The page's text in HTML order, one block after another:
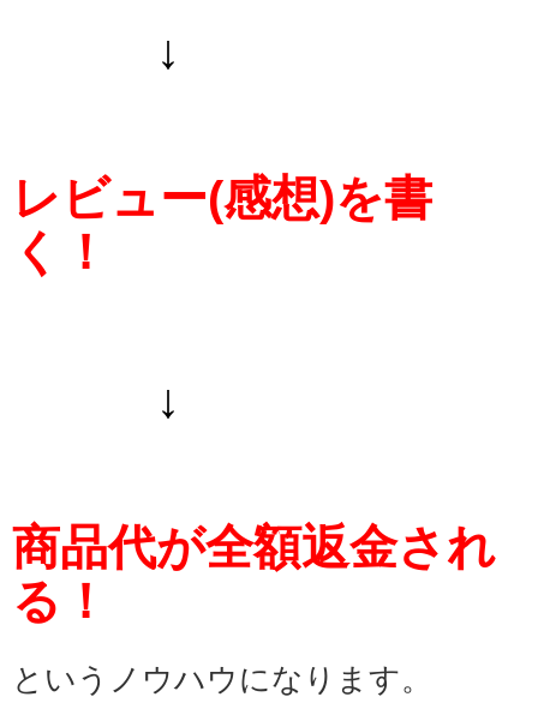
↓
レビュー(感想)を書
く！
↓
商品代が全額返金され
る！
というノウハウになります。